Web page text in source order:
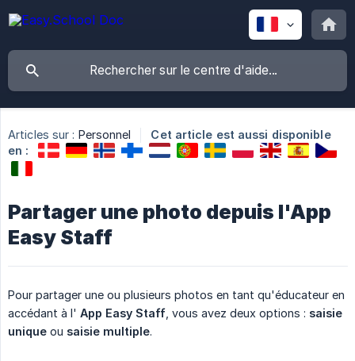
Articles sur : Personnel
Cet article est aussi disponible
en :
Partager une photo depuis l'App
Easy Staff
Pour partager une ou plusieurs photos en tant qu'éducateur en
accédant à l' App Easy Staff , vous avez deux options : saisie
unique ou saisie multiple.